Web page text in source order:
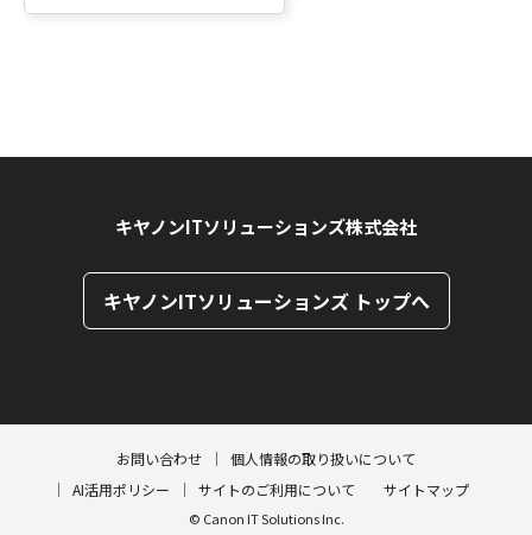
キヤノンITソリューションズ株式会社
キヤノンITソリューションズ トップへ
お問い合わせ
個人情報の取り扱いについて
AI活用ポリシー
サイトのご利用について サイトマップ
© Canon IT Solutions Inc.